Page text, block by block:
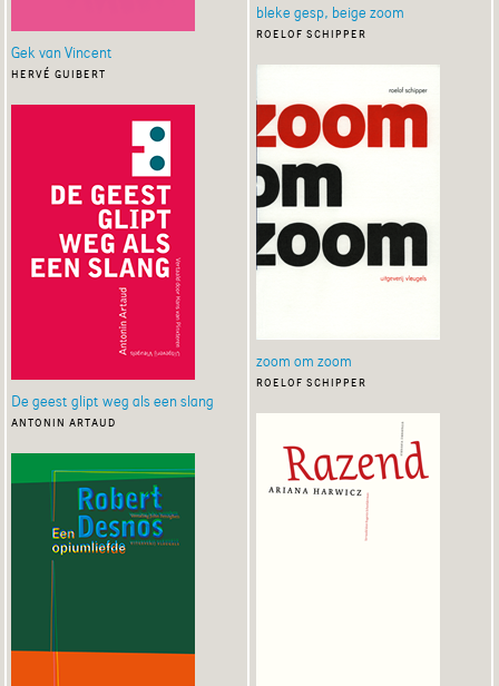
Gek van Vincent
hervé guibert
De geest glipt weg als een slang
antonin artaud
bleke gesp, beige zoom
roelof schipper
zoom om zoom
roelof schipper